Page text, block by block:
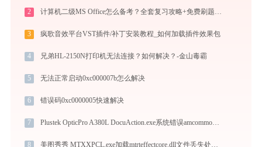
2 计算机二级MS Office怎么备考？全套复习攻略+免费刷题工具推荐
3 疯歌音效平台VST插件/补丁安装教程_如何加载插件效果包
4 兄弟HL-2150N打印机无法连接？如何解决？-金山毒霸
5 无法正常启动0xc000007b怎么解决
6 错误码0xc0000005快速解决
7 Plustek OpticPro A380L DocuAction.exe系统错误amcommonlib.dll丢失如何解决
8 美图秀秀 MTXXPCL.exe加载mtrteffectcore.dll文件丢失处理办法